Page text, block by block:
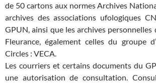
de 50 cartons aux normes Archives
archives des associations ufologiques
GPUN, ainsi que les archives
Fleurance, également celles du groupe
Circles : VECA.
Les courriers et certains documents du
une autorisation de consultation.